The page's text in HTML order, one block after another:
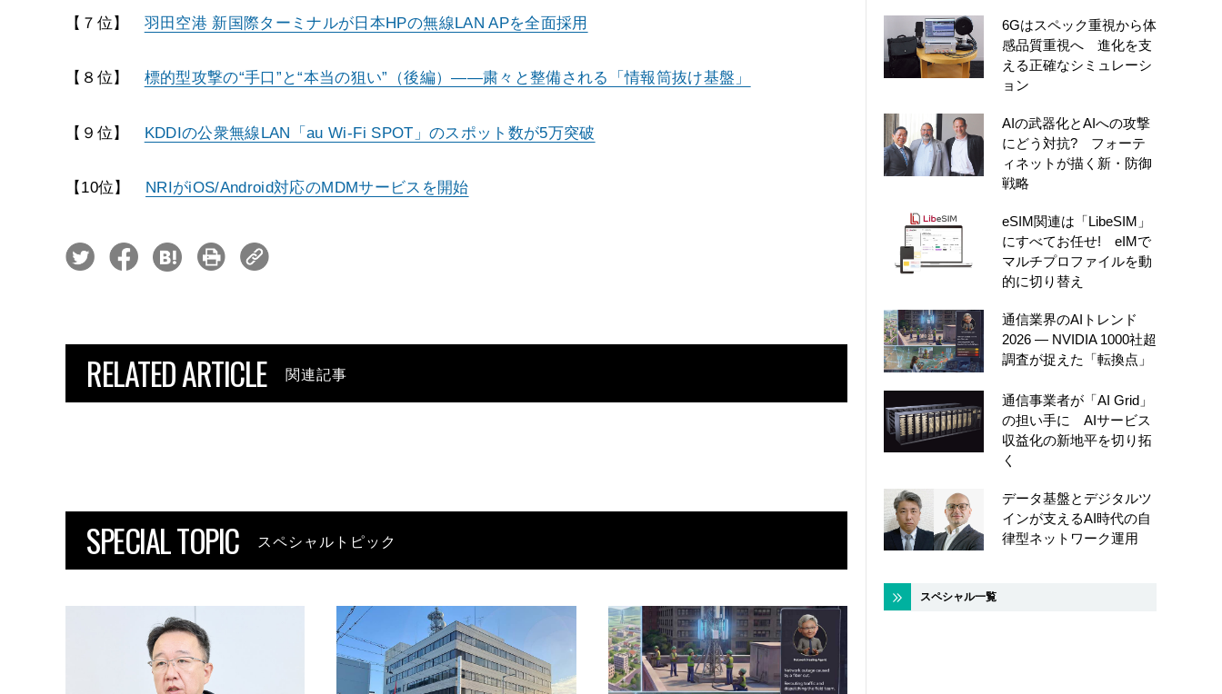
【７位】 羽田空港 新国際ターミナルが日本HPの無線LAN APを全面採用
【８位】 標的型攻撃の“手口”と“本当の狙い”（後編）――粛々と整備される「情報筒抜け基盤」
【９位】 KDDIの公衆無線LAN「au Wi-Fi SPOT」のスポット数が5万突破
【10位】 NRIがiOS/Android対応のMDMサービスを開始
RELATED ARTICLE 関連記事
SPECIAL TOPIC スペシャルトピック
6Gはスペック重視から体
感品質重視へ 進化を支
える正確なシミュレーシ
ョン
AIの武器化とAIへの攻撃
にどう対抗? フォーテ
ィネットが描く新・防御
戦略
eSIM関連は「LibeSIM」
にすべてお任せ! eIMで
マルチプロファイルを動
的に切り替え
通信業界のAIトレンド
2026 ― NVIDIA 1000社超
調査が捉えた「転換点」
通信事業者が「AI Grid」
の担い手に AIサービス
収益化の新地平を切り拓
く
データ基盤とデジタルツ
インが支えるAI時代の自
律型ネットワーク運用
スペシャル一覧